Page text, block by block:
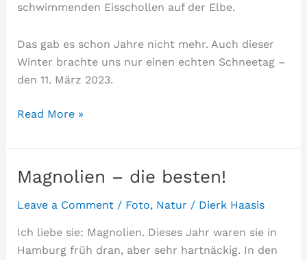
schwimmenden Eisschollen auf der Elbe.
Das gab es schon Jahre nicht mehr. Auch dieser
Winter brachte uns nur einen echten Schneetag –
den 11. März 2023.
Einmal
Read More »
Magnolien – die besten!
Leave a Comment / Foto, Natur / Dierk Haasis
Ich liebe sie: Magnolien. Dieses Jahr waren sie in
Hamburg früh dran, aber sehr hartnäckig. In den